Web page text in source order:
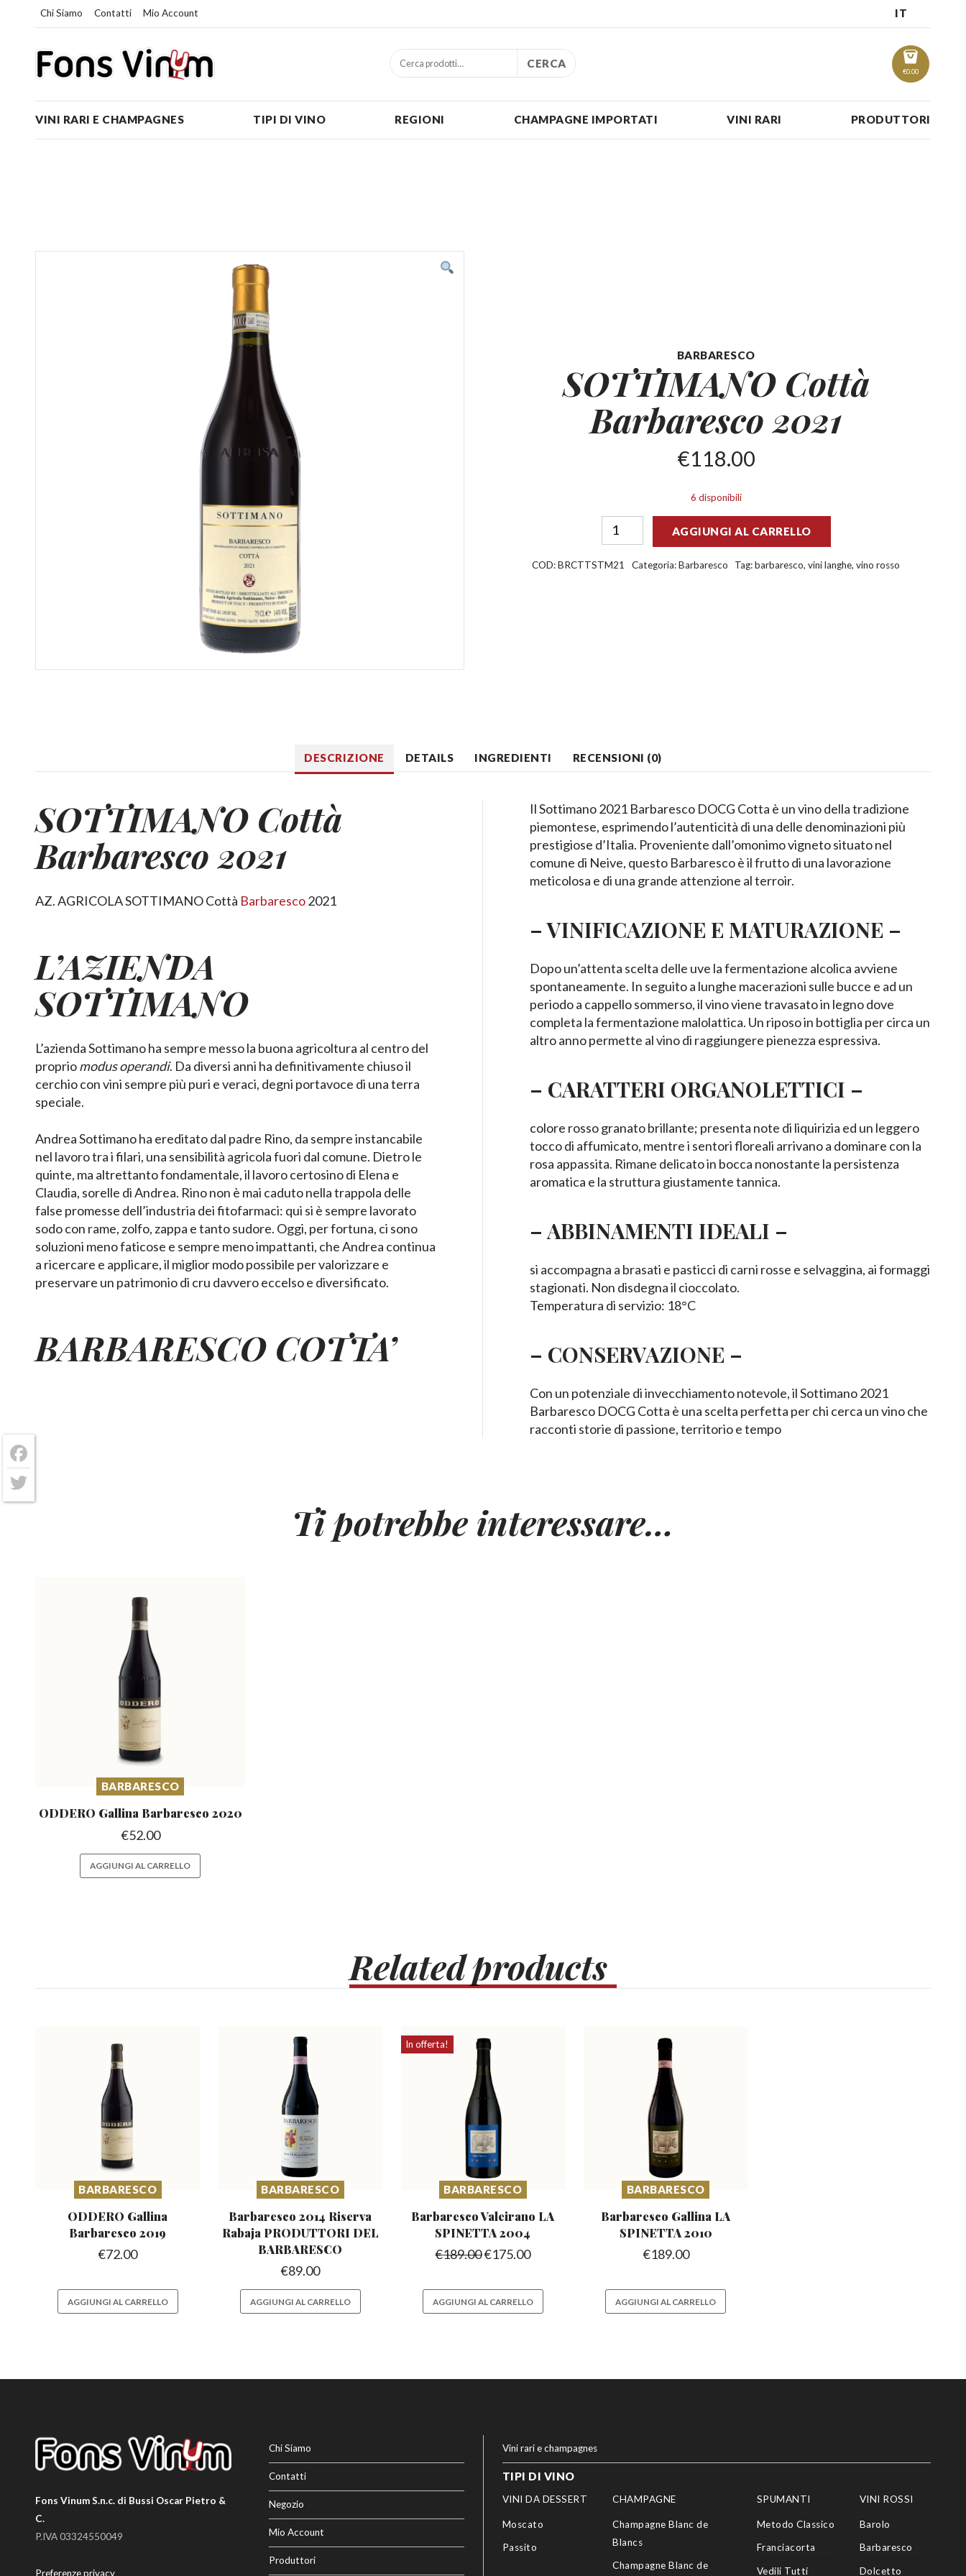
Chi Siamo Contatti Mio Account IT
€0.00
CERCA
VINI RARI E CHAMPAGNES TIPI DI VINO REGIONI CHAMPAGNE IMPORTATI VINI RARI PRODUTTORI
BARBARESCO
SOTTIMANO Cottà
Barbaresco 2021
€118.00
6 disponibili
AGGIUNGI AL CARRELLO
COD:BRCTTSTM21 Categoria:Barbaresco Tag:barbaresco,vini langhe,vino rosso
DESCRIZIONE DETAILS INGREDIENTI RECENSIONI (0)
SOTTIMANO Cottà
Barbaresco 2021
AZ. AGRICOLA SOTTIMANO Cottà Barbaresco2021
L’AZIENDA
SOTTIMANO
L’azienda Sottimano ha sempre messo la buona agricoltura al centro del
propriomodus operandi. Da diversi anni ha definitivamente chiuso il
cerchio con vini sempre più puri e veraci, degni portavoce di una terra
speciale.
Andrea Sottimano ha ereditato dal padre Rino, da sempre instancabile
nel lavoro tra i filari, una sensibilità agricola fuori dal comune. Dietro le
quinte, ma altrettanto fondamentale, il lavoro certosino di Elena e
Claudia, sorelle di Andrea. Rino non è mai caduto nella trappola delle
false promesse dell’industria dei fitofarmaci: qui si è sempre lavorato
sodo con rame, zolfo, zappa e tanto sudore. Oggi, per fortuna, ci sono
soluzioni meno faticose e sempre meno impattanti, che Andrea continua
a ricercare e applicare, il miglior modo possibile per valorizzare e
preservare un patrimonio di cru davvero eccelso e diversificato.
BARBARESCO COTTA’
Il Sottimano 2021 Barbaresco DOCG Cotta è un vino della tradizione
piemontese, esprimendo l’autenticità di una delle denominazioni più
prestigiose d’Italia. Proveniente dall’omonimo vigneto situato nel
comune di Neive, questo Barbaresco è il frutto di una lavorazione
meticolosa e di una grande attenzione al terroir.
– VINIFICAZIONE E MATURAZIONE –
Dopo un’attenta scelta delle uve la fermentazione alcolica avviene
spontaneamente. In seguito a lunghe macerazioni sulle bucce e ad un
periodo a cappello sommerso, il vino viene travasato in legno dove
completa la fermentazione malolattica. Un riposo in bottiglia per circa un
altro anno permette al vino di raggiungere pienezza espressiva.
– CARATTERI ORGANOLETTICI –
colore rosso granato brillante; presenta note di liquirizia ed un leggero
tocco di affumicato, mentre i sentori floreali arrivano a dominare con la
rosa appassita. Rimane delicato in bocca nonostante la persistenza
aromatica e la struttura giustamente tannica.
– ABBINAMENTI IDEALI –
si accompagna a brasati e pasticci di carni rosse e selvaggina, ai formaggi
stagionati. Non disdegna il cioccolato.
Temperatura di servizio: 18°C
– CONSERVAZIONE –
Con un potenziale di invecchiamento notevole, il Sottimano 2021
Barbaresco DOCG Cotta è una scelta perfetta per chi cerca un vino che
racconti storie di passione, territorio e tempo
Ti potrebbe interessare…
BARBARESCO
ODDERO Gallina Barbaresco 2020
€52.00
AGGIUNGI AL CARRELLO
Relatedproducts
BARBARESCO
ODDERO Gallina
Barbaresco2019
€72.00
AGGIUNGI AL CARRELLO
BARBARESCO
Barbaresco 2014 Riserva
Rabaja PRODUTTORI DEL
BARBARESCO
€89.00
AGGIUNGI AL CARRELLO
In offerta!
BARBARESCO
Barbaresco Valeirano LA
SPINETTA 2004
€189.00€175.00
AGGIUNGI AL CARRELLO
BARBARESCO
Barbaresco Gallina LA
SPINETTA 2010
€189.00
AGGIUNGI AL CARRELLO
Fons Vinum S.n.c. di Bussi Oscar Pietro &
C.
P.IVA 03324550049
Preferenze privacy
Chi Siamo
Contatti
Negozio
Mio Account
Produttori
Vini rari e champagnes
TIPI DI VINO
VINI DA DESSERT
Moscato
Passito
CHAMPAGNE
Champagne Blanc de
Blancs
Champagne Blanc de
SPUMANTI
Metodo Classico
Franciacorta
Vedili Tutti
VINI ROSSI
Barolo
Barbaresco
Dolcetto
Facebook
Twitter